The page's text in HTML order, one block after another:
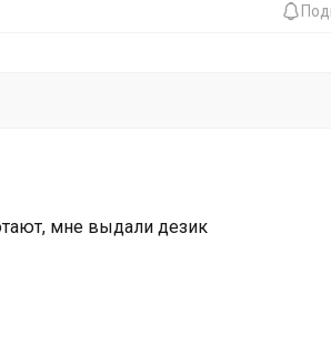
мне выдали дезик